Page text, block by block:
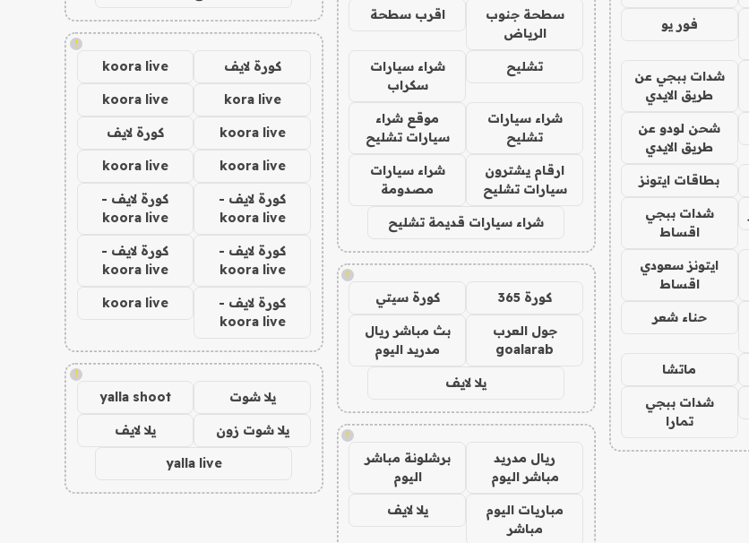
فور يو
شدات ببجي عن
طريق الايدي
شحن لودو عن
طريق الايدي
بطاقات ايتونز
شدات ببجي
اقساط
ايتونز سعودي
اقساط
حناء شعر
ماتشا
شدات ببجي
تمارا
سطحة جنوب
الرياض
اقرب سطحة
تشليح
شراء سيارات
سكراب
شراء سيارات
تشليح
موقع شراء
سيارات تشليح
ارقام يشترون
سيارات تشليح
شراء سيارات
مصدومة
شراء سيارات قديمة تشليح
!
كورة 365 كورة سيتي
جول العرب
goalarab
بث مباشر ريال
مدريد اليوم
يلا لايف
!
ريال مدريد
مباشر اليوم
برشلونة مباشر
اليوم
مباريات اليوم
مباشر
يلا لايف
!
كورة لايف koora live
kora live
koora live
koora live كورة لايف
koora live
koora live
كورة لايف -
koora live
كورة لايف -
koora live
كورة لايف -
koora live
كورة لايف -
koora live
كورة لايف -
koora live
koora live
!
يلا شوت yalla shoot
يلا شوت زون يلا لايف
yalla live